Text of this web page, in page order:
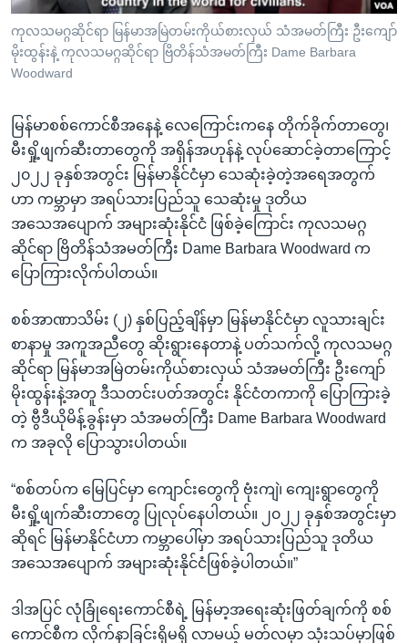
ရန်
ရှာဖွေ
ရန်
သို့
ကျော်
ဘာသာစကားများ
ကုလသမဂ္ဂဆိုင်ရာ မြန်မာအမြဲတမ်းကိုယ်စားလှယ် သံအမတ်ကြီး ဦးကျော်
မိုးထွန်းနဲ့ ကုလသမဂ္ဂဆိုင်ရာ ဗြိတိန်သံအမတ်ကြီး Dame Barbara
Woodward
မြန်မာစစ်ကောင်စီအနေနဲ့ လေကြောင်းကနေ တိုက်ခိုက်တာတွေ၊
မီးရှို့ဖျက်ဆီးတာတွေကို အရှိန်အဟုန်နဲ့ လုပ်ဆောင်ခဲ့တာကြောင့်
၂၀၂၂ ခုနှစ်အတွင်း မြန်မာနိုင်ငံမှာ သေဆုံးခဲ့တဲ့အရေအတွက်
ဟာ ကမ္ဘာမှာ အရပ်သားပြည်သူ သေဆုံးမှု ဒုတိယ
အသေအပျောက် အများဆုံးနိုင်ငံ ဖြစ်ခဲ့ကြောင်း ကုလသမဂ္ဂ
ဆိုင်ရာ ဗြိတိန်သံအမတ်ကြီး Dame Barbara Woodward က
ပြောကြားလိုက်ပါတယ်။
စစ်အာဏာသိမ်း (၂) နှစ်ပြည့်ချိန်မှာ မြန်မာနိုင်ငံမှာ လူသားချင်း
စာနာမှု အကူအညီတွေ ဆိုးရွားနေတာနဲ့ ပတ်သက်လို့ ကုလသမဂ္ဂ
ဆိုင်ရာ မြန်မာအမြဲတမ်းကိုယ်စားလှယ် သံအမတ်ကြီး ဦးကျော်
မိုးထွန်းနဲ့အတူ ဒီသတင်းပတ်အတွင်း နိုင်ငံတကာကို ပြောကြားခဲ့
တဲ့ ဗွီဒီယိုမိန့်ခွန်းမှာ သံအမတ်ကြီး Dame Barbara Woodward
က အခုလို ပြောသွားပါတယ်။
“စစ်တပ်က မြေပြင်မှာ ကျောင်းတွေကို ဗုံးကျဲ၊ ကျေးရွာတွေကို
မီးရှို့ဖျက်ဆီးတာတွေ ပြုလုပ်နေပါတယ်။ ၂၀၂၂ ခုနှစ်အတွင်းမှာ
ဆိုရင် မြန်မာနိုင်ငံဟာ ကမ္ဘာပေါ်မှာ အရပ်သားပြည်သူ ဒုတိယ
အသေအပျောက် အများဆုံးနိုင်ငံဖြစ်ခဲ့ပါတယ်။”
ဒါအပြင် လုံခြုံရေးကောင်စီရဲ့ မြန်မာ့အရေးဆုံးဖြတ်ချက်ကို စစ်
ကောင်စီက လိုက်နာခြင်းရှိမရှိ လာမယ့် မတ်လမှာ သုံးသပ်မှာဖြစ်